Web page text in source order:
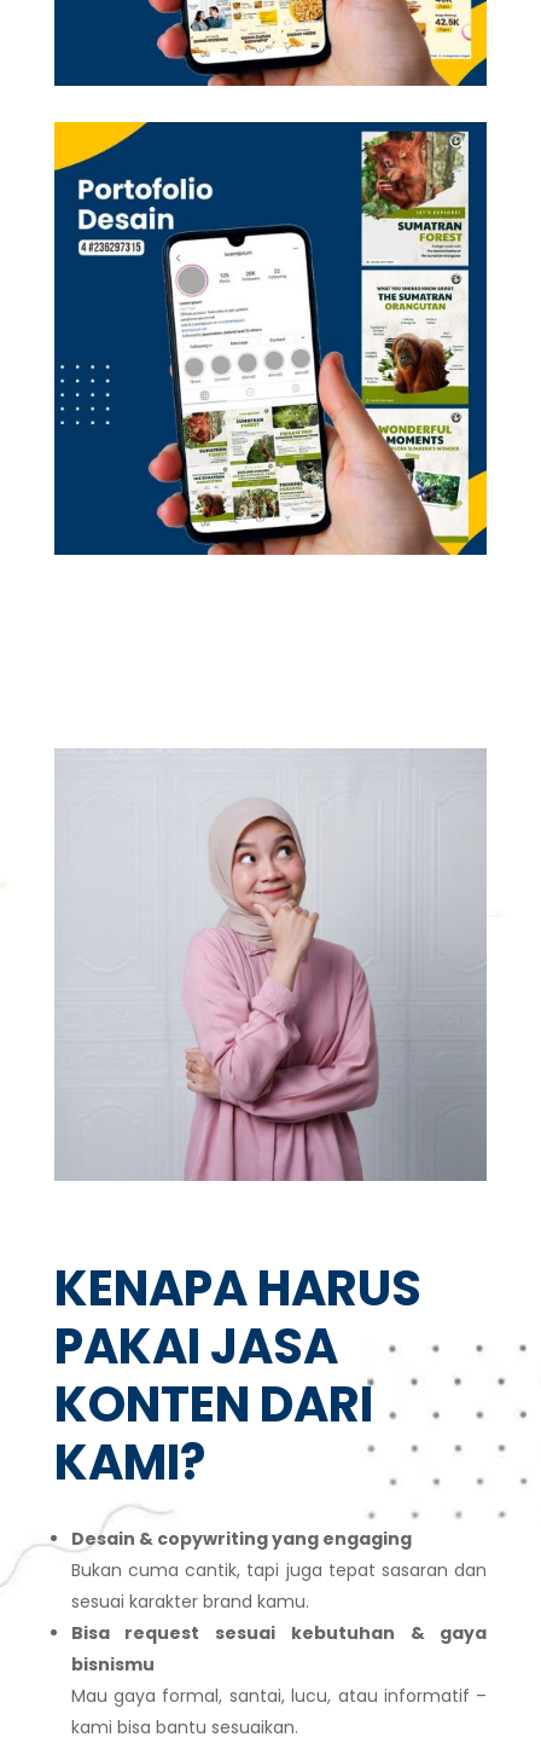
KENAPA HARUS
PAKAI JASA
KONTEN DARI
KAMI?
Desain & copywriting yang engaging
Bukan cuma cantik, tapi juga tepat sasaran dan
sesuai karakter brand kamu.
Bisa request sesuai kebutuhan & gaya
bisnismu
Mau gaya formal, santai, lucu, atau informatif –
kami bisa bantu sesuaikan.